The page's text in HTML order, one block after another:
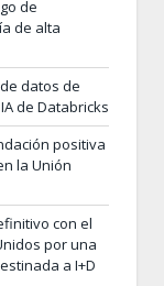
de
de alta
datos de
de Databricks
positiva
la Unión
con el
por una
a I+D